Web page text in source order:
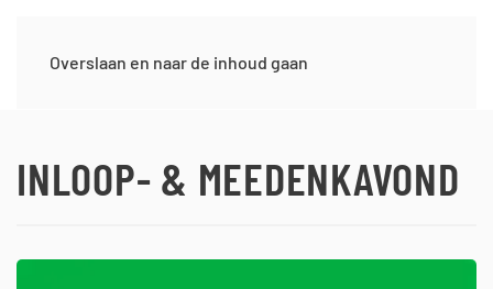
Overslaan en naar de inhoud gaan
INLOOP- & MEEDENKAVOND